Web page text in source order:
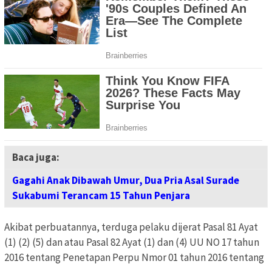
Baca juga:
Gagahi Anak Dibawah Umur, Dua Pria Asal Surade
Sukabumi Terancam 15 Tahun Penjara
Akibat perbuatannya, terduga pelaku dijerat Pasal 81 Ayat
(1) (2) (5) dan atau Pasal 82 Ayat (1) dan (4) UU NO 17 tahun
2016 tentang Penetapan Perpu Nmor 01 tahun 2016 tentang